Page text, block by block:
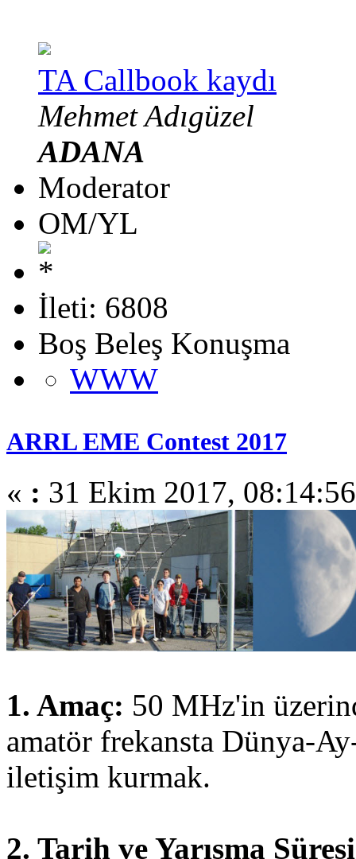
TA Callbook kaydı
Mehmet Adıgüzel
ADANA
Moderator
OM/YL
İleti: 6808
Boş Beleş Konuşma
WWW
ARRL EME Contest 2017
« : 31 Ekim 2017,
1. Amaç: 50 MHz'in
amatör frekansta Dünya-
iletişim kurmak.
2. Tarih ve Yarışma